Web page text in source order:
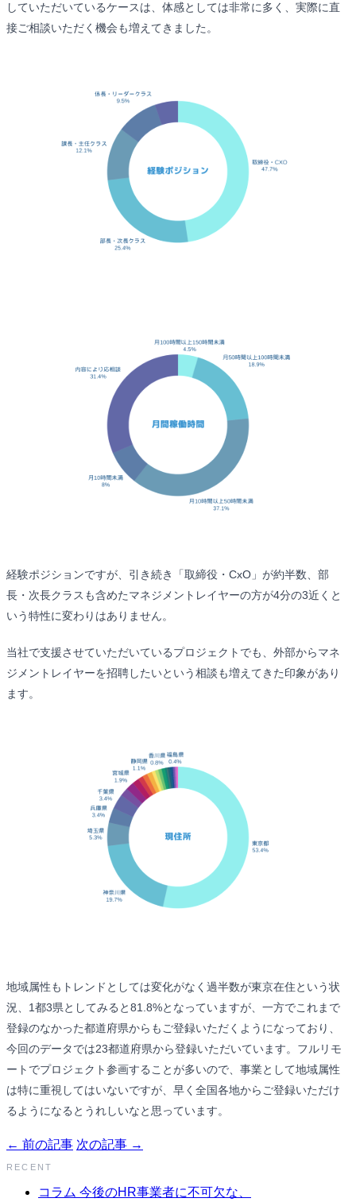
していただいているケースは、体感としては非常に多く、実際に直
接ご相談いただく機会も増えてきました。
経験ポジションですが、引き続き「取締役・CxO」が約半数、部
長・次長クラスも含めたマネジメントレイヤーの方が4分の3近くと
いう特性に変わりはありません。
当社で支援させていただいているプロジェクトでも、外部からマネ
ジメントレイヤーを招聘したいという相談も増えてきた印象があり
ます。
地域属性もトレンドとしては変化がなく過半数が東京在住という状
況、1都3県としてみると81.8%となっていますが、一方でこれまで
登録のなかった都道府県からもご登録いただくようになっており、
今回のデータでは23都道府県から登録いただいています。フルリモ
ートでプロジェクト参画することが多いので、事業として地域属性
は特に重視してはいないですが、早く全国各地からご登録いただけ
るようになるとうれしいなと思っています。
← 前の記事 次の記事 →
RECENT
コラム 今後のHR事業者に不可欠な、